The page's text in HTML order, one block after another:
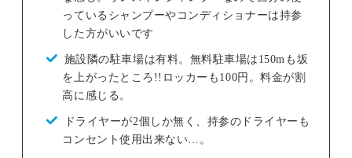
っているシャンプーやコンディショナーは持参
した方がいいです
施設隣の駐車場は有料。無料駐車場は150mも坂
を上がったところ!!ロッカーも100円。料金が割
高に感じる。
ドライヤーが2個しか無く、持参のドライヤーも
コンセント使用出来ない…。